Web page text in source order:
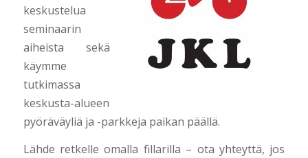
keskustelua
seminaarin
aiheista sekä
käymme
tutkimassa
keskusta-alueen
pyöräväyliä ja -parkkeja paikan päällä.
Lähde retkelle omalla fillarilla – ota yhteyttä, jos